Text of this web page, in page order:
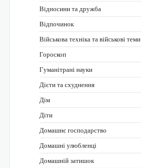
Відносини та дружба
Відпочинок
Військова техніка та військові теми
Гороскоп
Гуманітрані науки
Дієти та схуднення
Дім
Діти
Домашнє господарство
Домашні улюбленці
Домашній затишок